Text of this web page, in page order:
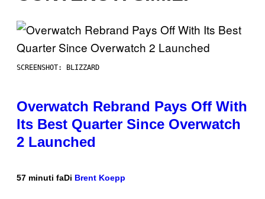
SCREENSHOT: BLIZZARD
Overwatch Rebrand Pays Off With
Its Best Quarter Since Overwatch
2 Launched
57 minuti faDi Brent Koepp